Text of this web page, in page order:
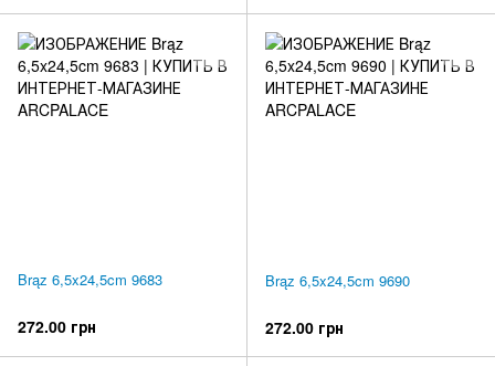
Brąz 6,5x24,5cm 9683
272.00 грн
Brąz 6,5x24,5cm 9690
272.00 грн